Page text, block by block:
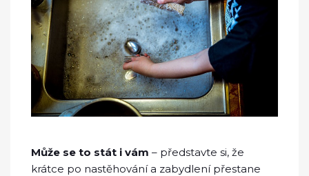
Může se to stát i vám – představte si, že
krátce po nastěhování a zabydlení přestane